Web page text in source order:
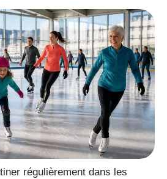
régulièrement dans les